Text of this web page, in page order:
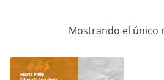
Mostrando el único